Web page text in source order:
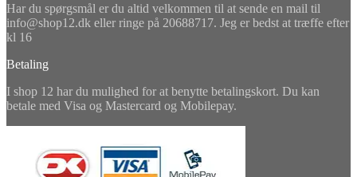
Har du spørgsmål er du altid velkommen til at sende en mail til
info@shop12.dk eller ringe på 20688717. Jeg er bedst at træffe efter
kl 16
Betaling
I shop 12 har du mulighed for at benytte betalingskort. Du kan
betale med Visa og Mastercard og Mobilepay.